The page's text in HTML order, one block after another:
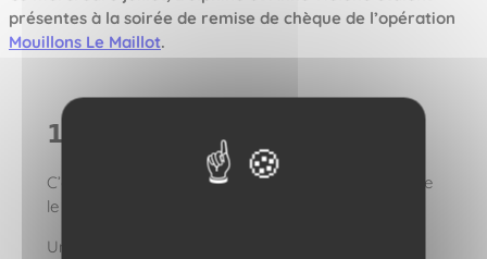
présentes à la soirée de remise de chèque de l’opération
Mouillons Le Maillot.
𝟭𝟬𝟬 𝟬𝟬𝟬 𝗲𝘂𝗿𝗼𝘀 !!!!
C’est la somme récoltée au profit de la Ligue contre
le cancer.
Un grand bravo tout particulièrement aux 3